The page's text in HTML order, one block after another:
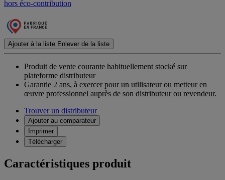
hors éco-contribution
Ajouter à la liste Enlever de la liste
Produit de vente courante habituellement stocké sur
plateforme distributeur
Garantie 2 ans, à exercer pour un utilisateur ou metteur en
œuvre professionnel auprès de son distributeur ou revendeur.
Trouver un distributeur
Ajouter au comparateur
Imprimer
Télécharger
Caractéristiques produit